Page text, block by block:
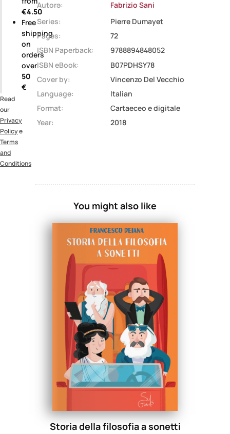
€4.50
Free
shipping
on
orders
over
50
€
Read
our
Privacy
Policye
Terms
and
Conditions
Autorə:
Fabrizio Sani
Series:
Pierre Dumayet
Pages:
72
ISBN Paperback:
9788894848052
ISBN eBook:
B07PDHSY78
Cover by:
Vincenzo Del Vecchio
Language:
Italian
Format:
Cartaeceo e digitale
Year:
2018
You might also like
Storia della filosofia a sonetti